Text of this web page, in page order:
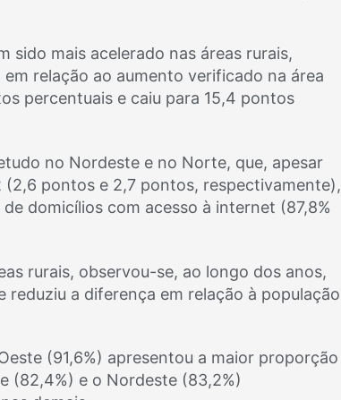
sido mais acelerado nas áreas rurais,
relação ao aumento verificado na área
percentuais e caiu para 15,4 pontos
no Nordeste e no Norte, que, apesar
pontos e 2,7 pontos, respectivamente),
domicílios com acesso à internet (87,8%
rurais, observou-se, ao longo dos anos,
a diferença em relação à população
(91,6%) apresentou a maior proporção
(82,4%) e o Nordeste (83,2%)